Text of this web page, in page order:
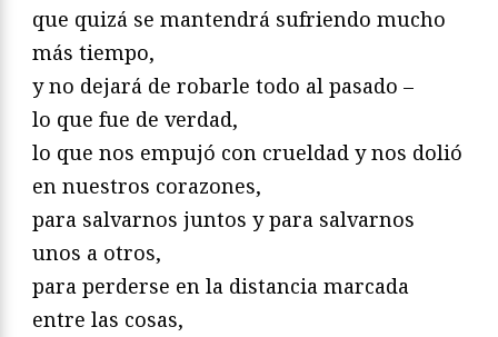
que quizá se mantendrá sufriendo mucho
más tiempo,
y no dejará de robarle todo al pasado –
lo que fue de verdad,
lo que nos empujó con crueldad y nos dolió
en nuestros corazones,
para salvarnos juntos y para salvarnos
unos a otros,
para perderse en la distancia marcada
entre las cosas,